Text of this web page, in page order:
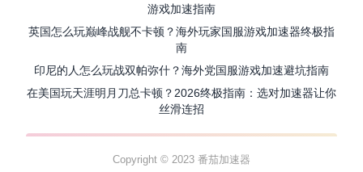
游戏加速指南
英国怎么玩巅峰战舰不卡顿？海外玩家国服游戏加速器终极指
南
印尼的人怎么玩战双帕弥什？海外党国服游戏加速避坑指南
在美国玩天涯明月刀总卡顿？2026终极指南：选对加速器让你
丝滑连招
Copyright © 2023 番茄加速器